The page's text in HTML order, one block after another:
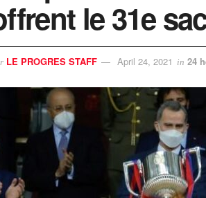
le 31e
LE PROGRES STAFF April 24, 2021 in 24